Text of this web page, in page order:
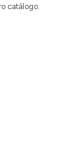
catálogo.